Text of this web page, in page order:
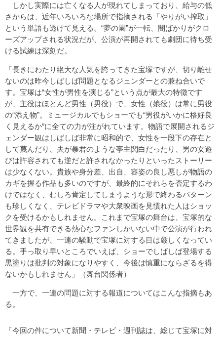
しかし実際には亡くなる人が現れてしまっており、給与の低
さからは、近年いろいろな場所で指摘される「やりがい搾取」
という単語も透けて見える。“夢の園”が一転、闇ばかりがクロ
ーズアップされる状況だが、公演が再開されても劇団に待ち受
ける試練は深刻だ。
「長きにわたり絶大な人気を誇ってきた宝塚ですが、切り離せ
ないのは昨今しばしば問題となるジェンダーとの兼ね合いで
す。宝塚は“女性が男性を演じる”という点が最大の特徴です
が、主役はほとんど男性（男役）で、女性（娘役）は常に男役
の“添え物”。ミュージカルでもショーでも“男役がいかに格好良
く見えるか”に全ての力が注がれています。物語で展開されるジ
ェンダー観はしばしば非常に昭和的で、女性を一段下の存在と
して蔑んだり、夫が暴君のような亭主関白だったり、男の女遊
びは許容されても逆だと許されなかったりといったストーリー
は少なくない。貴族や身分差、出自、容姿の良し悪しが物語の
カギを握る作品も多いのですが、最終的にそれらを否定するわ
けではなく、むしろ肯定してしまうような形で終わるパターン
も珍しくなく、テレビドラマや大衆映画を見慣れた人はショッ
クを受けるかもしれません。これまで宝塚の舞台は、宝塚的な
世界観を共有できる熱心なファンしかいない中で公演が行われ
てきましたが、一連の騒動で宝塚に対する目は厳しくなってい
る。手っ取り早いところでいえば、ショーでしばしば登場する
黒塗りは批判の対象になりやすく、今後は慎重にならざるを得
ないかもしれません」（舞台関係者）
一方で、一連の問題に対する報道についてはこんな指摘もあ
る。
「今回の件について新聞・テレビ・週刊誌は、総じて宝塚に対